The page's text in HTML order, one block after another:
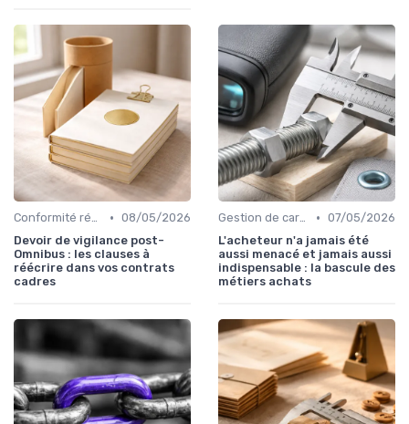
Conformité réglementaire • 08/05/2026
Devoir de vigilance post-
Omnibus : les clauses à
réécrire dans vos contrats
cadres
Gestion de carrière • 07/05/2026
L'acheteur n'a jamais été
aussi menacé et jamais aussi
indispensable : la bascule des
métiers achats